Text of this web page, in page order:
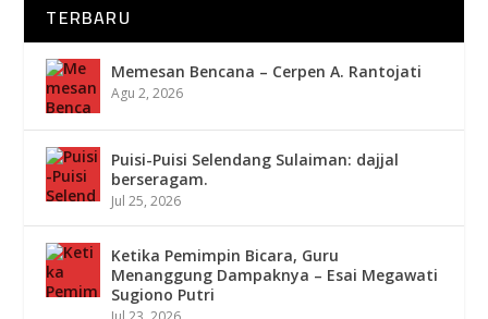
TERBARU
Memesan Bencana – Cerpen A. Rantojati
Agu 2, 2026
Puisi-Puisi Selendang Sulaiman: dajjal
berseragam.
Jul 25, 2026
Ketika Pemimpin Bicara, Guru
Menanggung Dampaknya – Esai Megawati
Sugiono Putri